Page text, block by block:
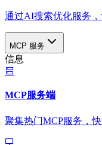
通过AI搜索优化服务
MCP 服务
信息
MCP服务端
聚集热门MCP服务，